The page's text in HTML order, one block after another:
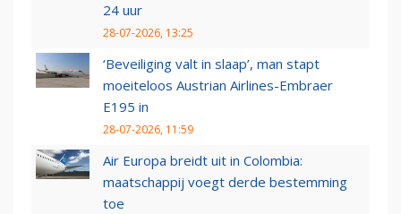
24 uur
28-07-2026, 13:25
‘Beveiliging valt in slaap’, man stapt
moeiteloos Austrian Airlines-Embraer
E195 in
28-07-2026, 11:59
Air Europa breidt uit in Colombia:
maatschappij voegt derde bestemming
toe